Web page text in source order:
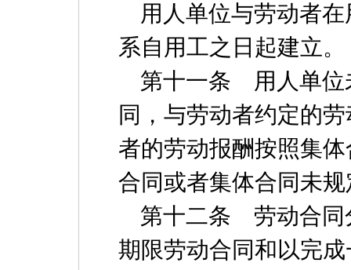
用人单位与劳动者在
系自用工之日起建立。
第十一条 用人单位
同，与劳动者约定的
者的劳动报酬按照集
合同或者集体合同未
第十二条 劳动合同
期限劳动合同和以完